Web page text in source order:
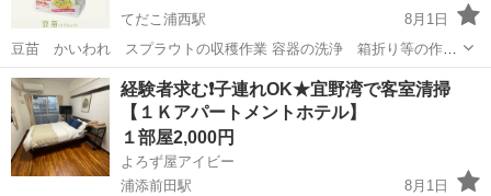
てだこ浦西駅
8月1日
豆苗 かいわれ スプラウトの収穫作業 容器の洗浄 箱折り等の作業
になります。 朝６時から８時の間で出勤時間を決めてもらう感じにな
ります。 作業時間はだいたい１３時までくらいです。 時給1250円土
日手当あり。 交通費あり。 ...
沖縄 国頭郡 てだこ浦西駅 土日
経験者求む❗️子連れOK★宜野湾で客室清掃
【１Ｋアパートメントホテル】
１部屋2,000円
よろず屋アイビー
浦添前田駅
8月1日